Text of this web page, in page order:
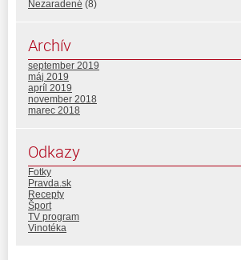
Nezaradené (8)
Archív
september 2019
máj 2019
apríl 2019
november 2018
marec 2018
Odkazy
Fotky
Pravda.sk
Recepty
Šport
TV program
Vinotéka